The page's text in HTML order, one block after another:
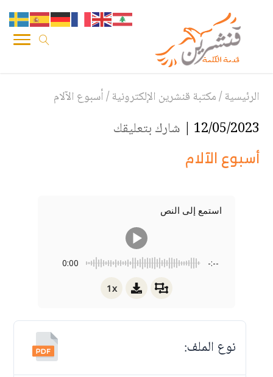
الرئيسية/مكتبة قنشرين الإلكترونية/أسبوع الآلام
12/05/2023 | شارك بتعليقك
أسبوع الآلام
استمع إلى النص
0:00 -:--
1x
نوع الملف: